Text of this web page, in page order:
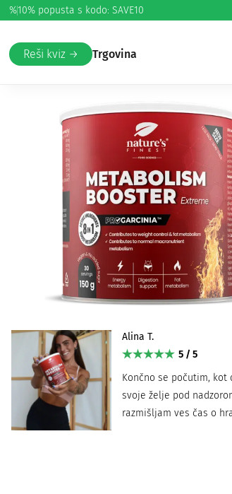
%10% popusta s kodo: SAVE10
Reši kviz → Trgovina
Domov/Hujšanje/Pospeševanje
Alina T.
5 / 5
Končno se počutim, kot
svoje želje pod
razmišljam ves čas o